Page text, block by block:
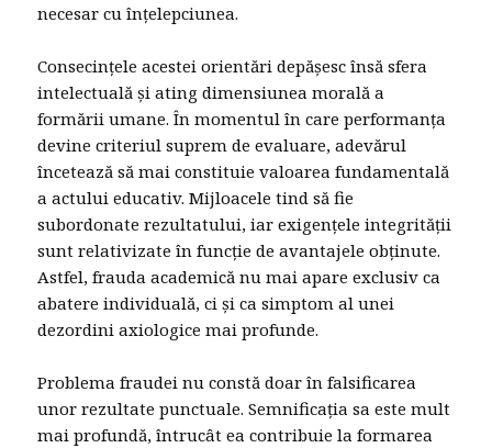
necesar cu înțelepciunea.
Consecințele acestei orientări depășesc însă sfera
intelectuală și ating dimensiunea morală a
formării umane. În momentul în care performanța
devine criteriul suprem de evaluare, adevărul
încetează să mai constituie valoarea fundamentală
a actului educativ. Mijloacele tind să fie
subordonate rezultatului, iar exigențele integrității
sunt relativizate în funcție de avantajele obținute.
Astfel, frauda academică nu mai apare exclusiv ca
abatere individuală, ci și ca simptom al unei
dezordini axiologice mai profunde.
Problema fraudei nu constă doar în falsificarea
unor rezultate punctuale. Semnificația sa este mult
mai profundă, întrucât ea contribuie la formarea